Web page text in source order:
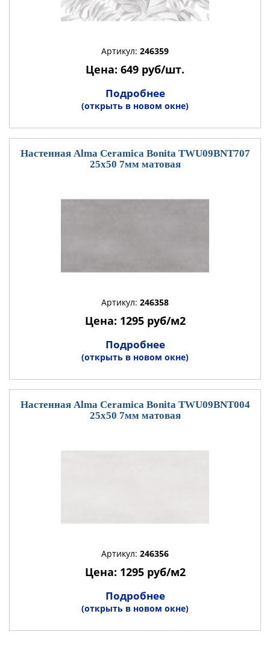
Артикул: 246359
Цена: 649 руб/шт.
Подробнее
(открыть в новом окне)
Настенная Alma Ceramica Bonita TWU09BNT707
25x50 7мм матовая
Артикул: 246358
Цена: 1295 руб/м2
Подробнее
(открыть в новом окне)
Настенная Alma Ceramica Bonita TWU09BNT004
25x50 7мм матовая
Артикул: 246356
Цена: 1295 руб/м2
Подробнее
(открыть в новом окне)